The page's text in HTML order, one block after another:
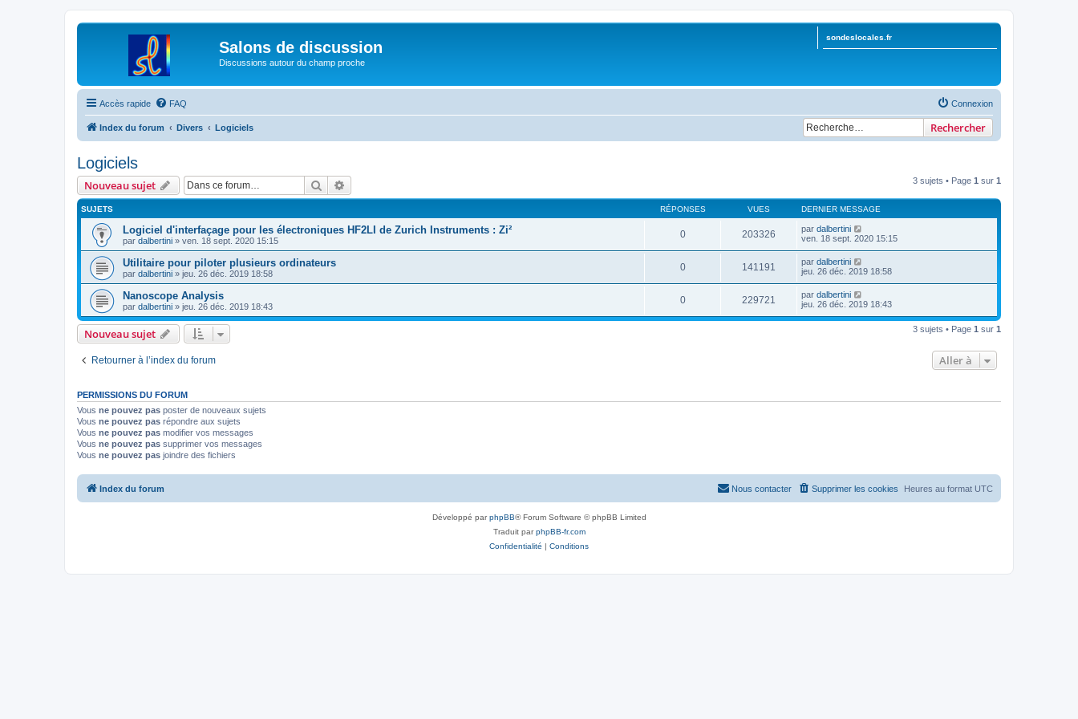
Salons de discussion
Discussions autour du champ proche
sondeslocales.fr
Accès rapide FAQ Connexion
Index du forum Divers Logiciels Rechercher
Logiciels
Nouveau sujet Rechercher 3 sujets • Page 1 sur 1
SUJETS RÉPONSES VUES DERNIER MESSAGE
Logiciel d'interfaçage pour les électroniques HF2LI de Zurich Instruments : Zi²
par dalbertini » ven. 18 sept. 2020 15:15
0 203326 par dalbertini
ven. 18 sept. 2020 15:15
Utilitaire pour piloter plusieurs ordinateurs
par dalbertini » jeu. 26 déc. 2019 18:58
0 141191 par dalbertini
jeu. 26 déc. 2019 18:58
Nanoscope Analysis
par dalbertini » jeu. 26 déc. 2019 18:43
0 229721 par dalbertini
jeu. 26 déc. 2019 18:43
Nouveau sujet 3 sujets • Page 1 sur 1
Retourner à l’index du forum Aller à
PERMISSIONS DU FORUM
Vous ne pouvez pas poster de nouveaux sujets
Vous ne pouvez pas répondre aux sujets
Vous ne pouvez pas modifier vos messages
Vous ne pouvez pas supprimer vos messages
Vous ne pouvez pas joindre des fichiers
Index du forum Heures au format UTC
Supprimer les cookies
Nous contacter
Développé parphpBB® Forum Software © phpBB Limited
Traduit parphpBB-fr.com
Confidentialité | Conditions